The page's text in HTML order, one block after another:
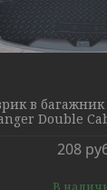
в
Double
208
В